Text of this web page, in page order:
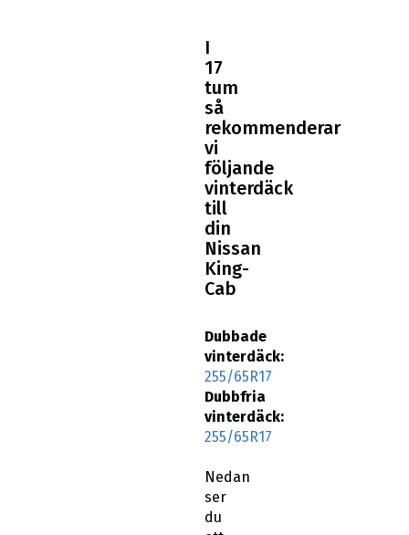
I
17
tum
så
rekommenderar
vi
följande
vinterdäck
till
din
Nissan
King-
Cab
Dubbade
vinterdäck:
255/65R17
Dubbfria
vinterdäck:
255/65R17
Nedan
ser
du